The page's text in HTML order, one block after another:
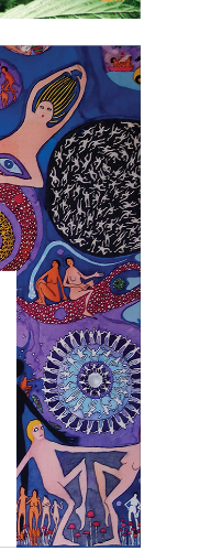
SĄ BARDZO
że to zbiór
czasów, w
spożycie
zł